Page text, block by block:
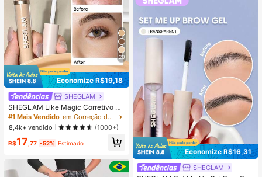
20
Economize R$19,18
SHEGLAM
SHEGLAM Like Magic Corretivo Alt
a Cobertura 12H-Shell Marca De B
eleza CosméTicos Maquiagem Par
a Mulheres E Meninas
#1 Mais Vendido
em Correção de cor Corretivo
8,4k+ vendido
(1000+)
R$17 ,77 -52% Estimado
Economize R$16,31
SHEGLAM